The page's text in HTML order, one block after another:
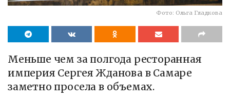
Фото: Ольга Гладкова
Меньше чем за полгода ресторанная
империя Сергея Жданова в Самаре
заметно просела в объемах.